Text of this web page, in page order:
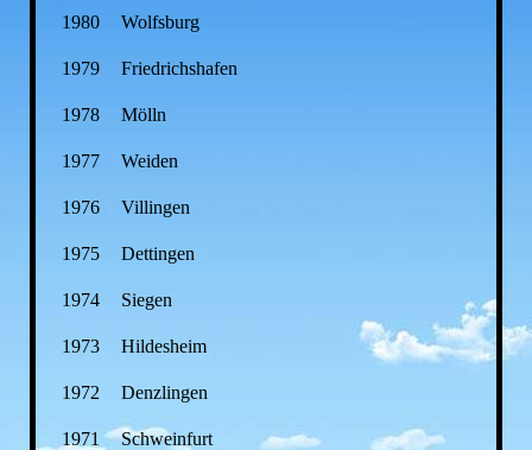
1980 Wolfsburg
1979 Friedrichshafen
1978 Mölln
1977 Weiden
1976 Villingen
1975 Dettingen
1974 Siegen
1973 Hildesheim
1972 Denzlingen
1971 Schweinfurt